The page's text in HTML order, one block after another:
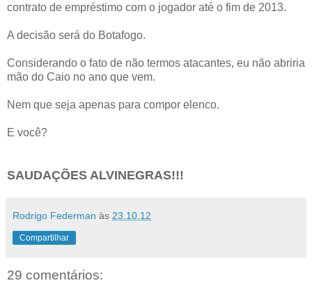
contrato de empréstimo com o jogador até o fim de 2013.
A decisão será do Botafogo.
Considerando o fato de não termos atacantes, eu não abriria
mão do Caio no ano que vem.
Nem que seja apenas para compor elenco.
E você?
SAUDAÇÕES ALVINEGRAS!!!
Rodrigo Federman às 23.10.12
Compartilhar
29 comentários: